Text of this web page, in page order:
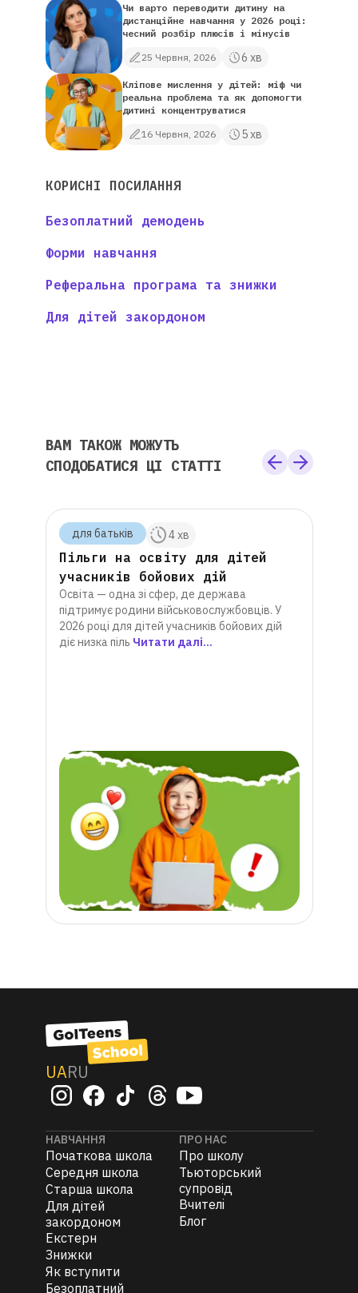
Чи варто переводити дитину на
дистанційне навчання у 2026 році:
чесний розбір плюсів і мінусів
25 Червня, 2026
6 хв
Кліпове мислення у дітей: міф чи
реальна проблема та як допомогти
дитині концентруватися
16 Червня, 2026
5 хв
КОРИСНІ ПОСИЛАННЯ
Безоплатний демодень
Форми навчання
Реферальна програма та знижки
Для дітей закордоном
ВАМ ТАКОЖ МОЖУТЬ
СПОДОБАТИСЯ ЦІ СТАТТІ
для батькiв 4 хв
Пільги на освіту для дітей
учасників бойових дій
Освіта — одна зі сфер, де держава
підтримує родини військовослужбовців. У
2026 році для дітей учасників бойових дій
діє низка піль Читати далі...
UARU
НАВЧАННЯ
Початкова школа
Середня школа
Старша школа
Для дітей
закордоном
Екстерн
Знижки
Як вступити
Безоплатний
ПРО НАС
Про школу
Тьюторський
супровід
Вчителi
Блог